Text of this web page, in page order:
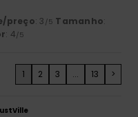
preço: 3 /5 Tamanho:
: 4/5
1 2 3 ... 13 >